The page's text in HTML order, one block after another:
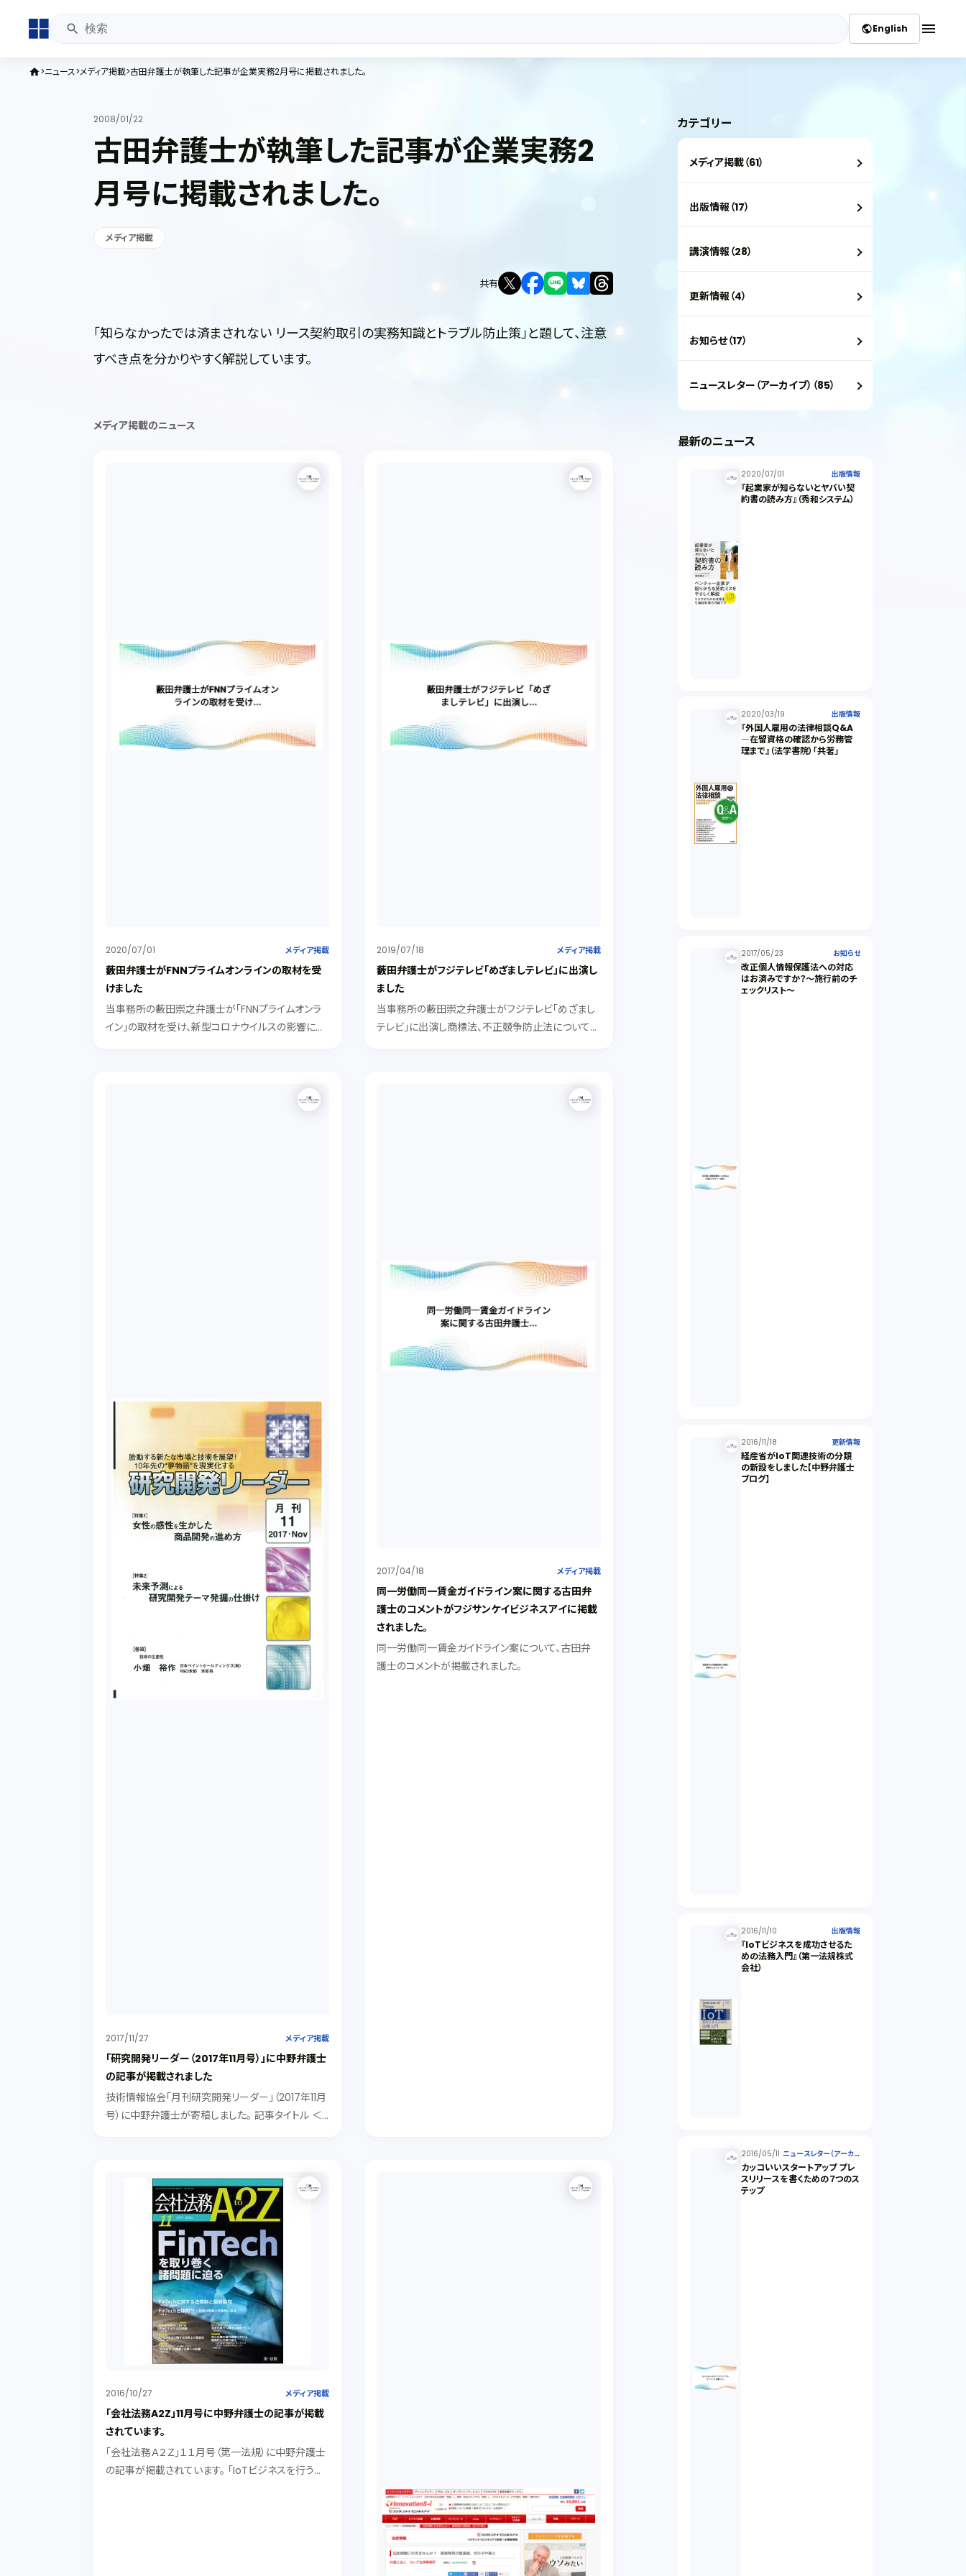
publicEnglish menu
home ニュース メディア掲載 古田弁護士が執筆した記事が企業実務2月号に掲載されました。
2008/01/22
古田弁護士が執筆した記事が企業実務2
月号に掲載されました。
メディア掲載
共有
「知らなかったでは済まされない リース契約取引の実務知識とトラブル防止策」と題して、注意
すべき点を分かりやすく解説しています。
メディア掲載のニュース
2020/07/01 メディア掲載
藪田弁護士がFNNプライムオンラインの取材を受
けました
当事務所の藪田崇之弁護士が「FNNプライムオンラ
イン」の取材を受け、新型コロナウイルスの影響によ
2019/07/18 メディア掲載
藪田弁護士がフジテレビ「めざましテレビ」に出演し
ました
当事務所の藪田崇之弁護士がフジテレビ「めざまし
テレビ」に出演し商標法、不正競争防止法についてコ
2017/11/27 メディア掲載
「研究開発リーダー（2017年11月号）」に中野弁護士
の記事が掲載されました
技術情報協会「月刊研究開発リーダー」（2017年11月
号）に中野弁護士が寄稿しました。 記事タイトル ＜
2017/04/18 メディア掲載
同一労働同一賃金ガイドライン案に関する古田弁
護士のコメントがフジサンケイビジネスアイに掲載
されました。
同一労働同一賃金ガイドライン案について、古田弁
護士のコメントが掲載されました。
2016/10/27 メディア掲載
「会社法務A2Z」11月号に中野弁護士の記事が掲載
されています。
「会社法務Ａ２Ｚ」１１月号（第一法規）に中野弁護士
の記事が掲載されています。 「IoTビジネスを行う際
カテゴリー
メディア掲載（61）
出版情報（17）
講演情報（28）
更新情報（4）
お知らせ（17）
ニュースレター（アーカイブ）（85）
最新のニュース
2020/07/01 出版情報
『起業家が知らないとヤバい契
約書の読み方』（秀和システム）
2020/03/19 出版情報
『外国人雇用の法律相談Q&A
―在留資格の確認から労務管
理まで』（法学書院）「共著」
2017/05/23 お知らせ
改正個人情報保護法への対応
はお済みですか？～施行前のチ
ェックリスト～
2016/11/18 更新情報
経産省がIoT関連技術の分類
の新設をしました【中野弁護士
ブログ】
2016/11/10 出版情報
『IoTビジネスを成功させるた
めの法務入門』（第一法規株式
会社）
2016/05/11 ニュースレター（アーカイ
ブ）
カッコいいスタートアップ プレ
スリリースを書くための７つのス
テップ